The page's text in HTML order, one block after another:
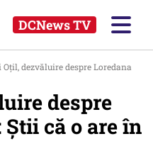
DCNews TV
Oțil, dezvăluire despre Loredana
despre
Știi că o are în